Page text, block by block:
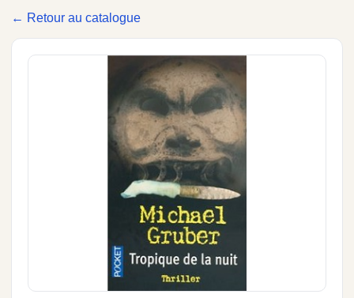
← Retour au catalogue